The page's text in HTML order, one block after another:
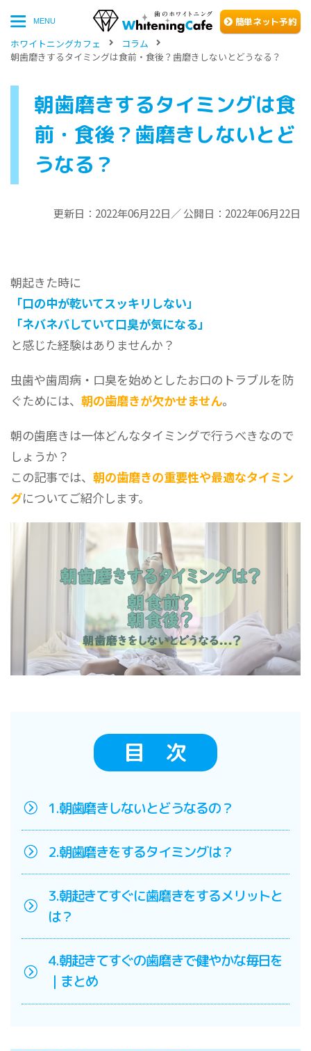
MENU 簡単ネッ ト予約
ホワイトニングカフェ
コラム
朝歯磨きするタイミングは食前・食後？歯磨きしないとどうなる？
朝歯磨きするタイミングは食
前・食後？歯磨きしないとど
うなる？
更新日：2022年06月22日／ 公開日：2022年06月22日
朝起きた時に
「口の中が乾いてスッキリしない」
「ネバネバしていて口臭が気になる」
と感じた経験はありませんか？
虫歯や歯周病・口臭を始めとしたお口のトラブルを防
ぐためには、朝の歯磨きが欠かせません。
朝の歯磨きは一体どんなタイミングで行うべきなので
しょうか？
この記事では、朝の歯磨きの重要性や最適なタイミン
グについてご紹介します。
目 次
1.朝歯磨きしないとどうなるの？
2.朝歯磨きをするタイミングは？
3.朝起きてすぐに歯磨きをするメリットと
は？
4.朝起きてすぐの歯磨きで健やかな毎日を
｜まとめ